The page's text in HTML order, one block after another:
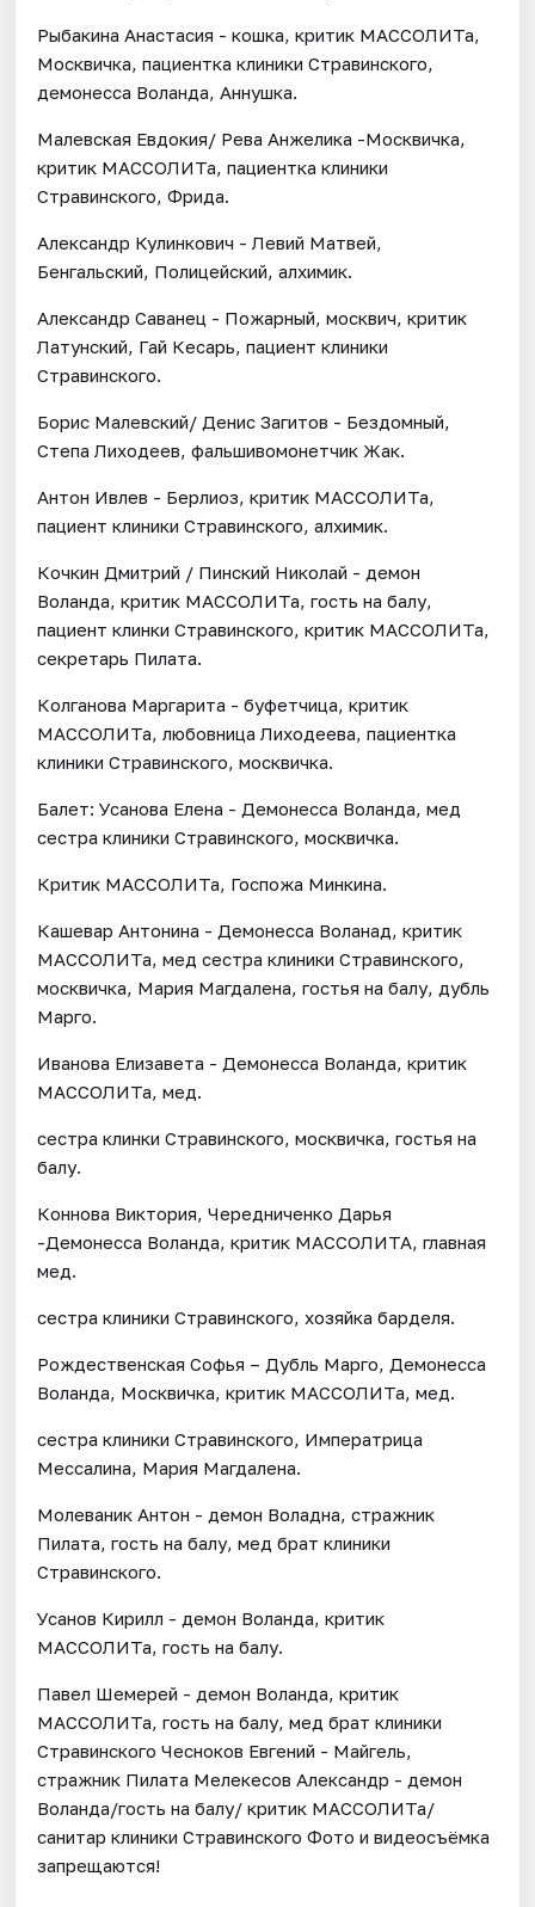
Рыбакина Анастасия - кошка, критик МАССОЛИТа,
Москвичка, пациентка клиники Стравинского,
демонесса Воланда, Аннушка.
Малевская Евдокия/ Рева Анжелика -Москвичка,
критик МАССОЛИТа, пациентка клиники
Стравинского, Фрида.
Александр Кулинкович - Левий Матвей,
Бенгальский, Полицейский, алхимик.
Александр Саванец - Пожарный, москвич, критик
Латунский, Гай Кесарь, пациент клиники
Стравинского.
Борис Малевский/ Денис Загитов - Бездомный,
Степа Лиходеев, фальшивомонетчик Жак.
Антон Ивлев - Берлиоз, критик МАССОЛИТа,
пациент клиники Стравинского, алхимик.
Кочкин Дмитрий / Пинский Николай - демон
Воланда, критик МАССОЛИТа, гость на балу,
пациент клинки Стравинского, критик МАССОЛИТа,
секретарь Пилата.
Колганова Маргарита - буфетчица, критик
МАССОЛИТа, любовница Лиходеева, пациентка
клиники Стравинского, москвичка.
Балет: Усанова Елена - Демонесса Воланда, мед
сестра клиники Стравинского, москвичка.
Критик МАССОЛИТа, Госпожа Минкина.
Кашевар Антонина - Демонесса Воланад, критик
МАССОЛИТа, мед сестра клиники Стравинского,
москвичка, Мария Магдалена, гостья на балу, дубль
Марго.
Иванова Елизавета - Демонесса Воланда, критик
МАССОЛИТа, мед.
сестра клинки Стравинского, москвичка, гостья на
балу.
Коннова Виктория, Чередниченко Дарья
-Демонесса Воланда, критик МАССОЛИТА, главная
мед.
сестра клиники Стравинского, хозяйка барделя.
Рождественская Софья – Дубль Марго, Демонесса
Воланда, Москвичка, критик МАССОЛИТа, мед.
сестра клиники Стравинского, Императрица
Мессалина, Мария Магдалена.
Молеваник Антон - демон Воладна, стражник
Пилата, гость на балу, мед брат клиники
Стравинского.
Усанов Кирилл - демон Воланда, критик
МАССОЛИТа, гость на балу.
Павел Шемерей - демон Воланда, критик
МАССОЛИТа, гость на балу, мед брат клиники
Стравинского Чесноков Евгений - Майгель,
стражник Пилата Мелекесов Александр - демон
Воланда/гость на балу/ критик МАССОЛИТа/
санитар клиники Стравинского Фото и видеосъёмка
запрещаются!